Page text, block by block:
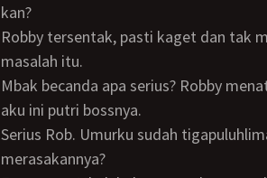
kan?
Robby tersentak, pasti kaget dan tak menyangka kalau aku mau membicarakan
masalah itu.
Mbak becanda apa serius? Robby menatapku, masih dengan tatapan sopan, karena
aku ini putri bossnya.
Serius Rob. Umurku sudah tigapuluhlima tahun. Wajar kan kalau aku ingin
merasakannya?